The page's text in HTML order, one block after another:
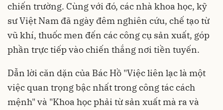
chiến trường. Cùng với đó, các nhà khoa học, kỹ
sư Việt Nam đã ngày đêm nghiên cứu, chế tạo từ
vũ khí, thuốc men đến các công cụ sản xuất, góp
phần trực tiếp vào chiến thắng nơi tiền tuyến.
Dẫn lời căn dặn của Bác Hồ "Việc liên lạc là một
việc quan trọng bậc nhất trong công tác cách
mệnh" và "Khoa học phải từ sản xuất mà ra và